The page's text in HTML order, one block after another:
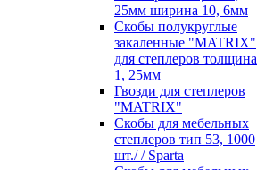
25мм ширина 10, 6мм
Скобы полукруглые
закаленные "MATRIX"
для степлеров толщина
1, 25мм
Гвозди для степлеров
"MATRIX"
Скобы для мебельных
степлеров тип 53, 1000
шт./ / Sparta